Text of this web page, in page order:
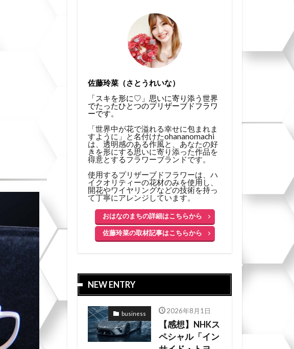
佐藤玲菜（さとうれいな）
「スキを形に♡」思いに寄り添う世界
でたったひとつのプリザーブドフラワ
ーです。
「世界中が花で溢れる幸せに包まれま
すように」と名付けたohananomachi
は、透明感のある作風と、あなたの好
きを形にする思いに寄り添った作品を
得意とするフラワーブランドです。
使用するプリザーブドフラワーは、ハ
イクオリティーの花材のみを使用し、
開花やワイヤリングなどの技術を持っ
て丁寧にアレンジしています。
おはなのまちの詳細はこちらから
佐藤玲菜の取材記事はこちらから
NEW ENTRY
business 2026年8月1日
【感想】NHKス
ペシャル「イン